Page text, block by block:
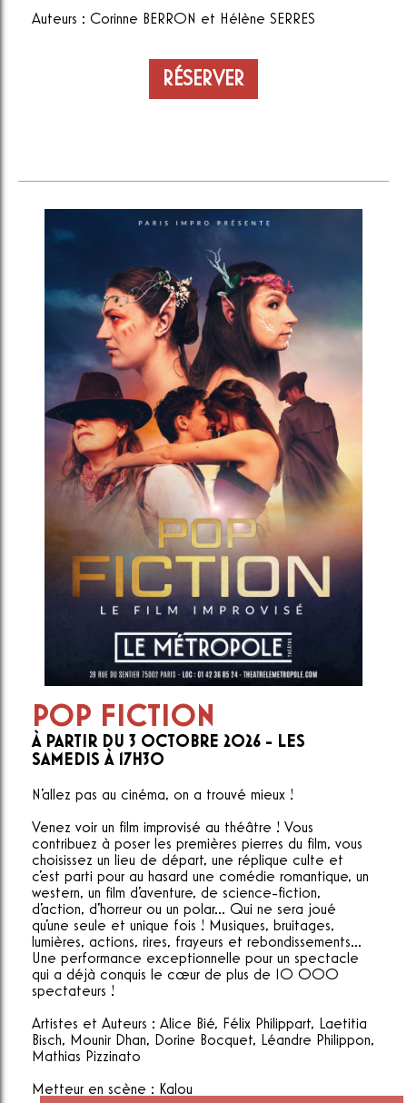
Auteurs : Corinne BERRON et Hélène SERRES
RÉSERVER
POP FICTION
À PARTIR DU 3 OCTOBRE 2026 - LES
SAMEDIS À 17H30
N'allez pas au cinéma, on a trouvé mieux !
Venez voir un film improvisé au théâtre ! Vous
contribuez à poser les premières pierres du film, vous
choisissez un lieu de départ, une réplique culte et
c'est parti pour au hasard une comédie romantique, un
western, un film d'aventure, de science-fiction,
d'action, d'horreur ou un polar... Qui ne sera joué
qu'une seule et unique fois ! Musiques, bruitages,
lumières, actions, rires, frayeurs et rebondissements...
Une performance exceptionnelle pour un spectacle
qui a déjà conquis le cœur de plus de 10 000
spectateurs !
Artistes et Auteurs : Alice Bié, Félix Philippart, Laetitia
Bisch, Mounir Dhan, Dorine Bocquet, Léandre Philippon,
Mathias Pizzinato
Metteur en scène : Kalou